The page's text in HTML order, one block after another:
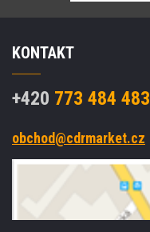
KONTAKT
+420 773 484 483
obchod@cdrmarket.cz